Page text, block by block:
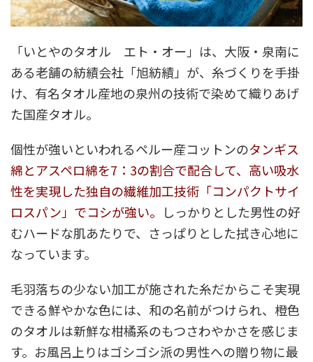
「いとやのタオル エト・オー」は、大阪・泉南に
ある老舗の紡績会社「旭紡績」が、糸づくりを手掛
け、有名タオル産地の泉州の技術で染めて織りあげ
た国産タオル。
個性が強いといわれるペルー産コットンのタンギス
綿とアスペロ綿を7：3の割合で配合して、高い吸水
性を実現した独自の繊維加工技術「コンパクトサイ
ロスパン」でコシが強い。 しっかりとした男性の好
むハードな肌あたりで、さっぱりとした拭き心地に
なっています。
毛羽落ちの少ない加工が施された糸だからこそ実現
できる鮮やかな色には、和の名前がつけられ、橙色
のタオルは新鮮な柑橘系のもつさわやかさを感じま
す。お風呂上りはゴシゴシ派の男性への贈り物に最